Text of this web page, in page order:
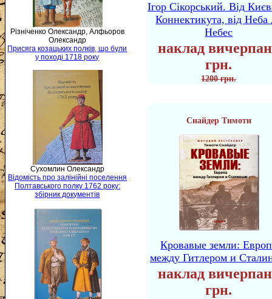
Різніченко Олександр, Алфьоров
Олександр
Присяга козацьких полків, що були
у поході 1718 року
Сухомлин Олександр
Відомість про залінійні поселення
Полтавського полку 1762 року:
збірник документів
Ігор Сікорський. Від
Коннектикута, від Неба
Небес
наклад
грн.
1200 грн.
Снайдер Тимоти
Кровавые земли:
между Гитлером и
наклад
грн.